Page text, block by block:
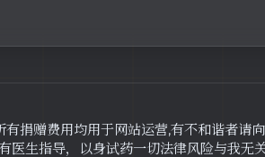
捐赠费用均用于网站运营,有不和谐者请
医生指导，以身试药一切法律风险与我无